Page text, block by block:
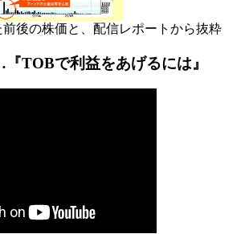
後の株価と、配信レポートから抜粋
TOBで利益をあげるには』